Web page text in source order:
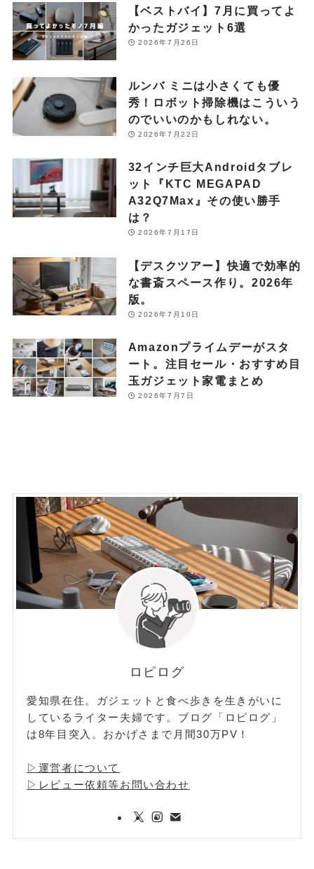
【ベストバイ】7月に買ってよ
かったガジェット6選
2026年7月26日
ルンバ ミニは小さくても優
秀！ロボット掃除機はこういう
のでいいのかもしれない。
2026年7月22日
32インチ巨大Androidタブレ
ット『KTC MEGAPAD
A32Q7Max』その使い勝手
は？
2026年7月17日
【デスクツアー】快適で効率的
な書斎スペース作り。2026年
版。
2026年7月10日
Amazonプライムデーがスタ
ート。注目セール・おすすめ目
玉ガジェット家電まとめ
2026年7月7日
ロピログ
愛知県在住。ガジェットと食べ歩きを生きがいに
しているライター夫婦です。ブログ「ロピログ」
は8年目突入。おかげさまで月間30万PV！
▷運営者について
▷レビュー依頼等お問い合わせ